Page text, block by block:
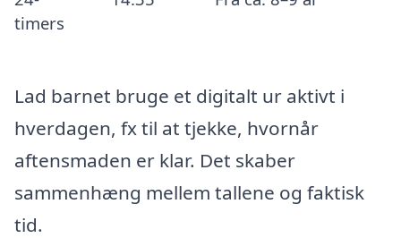
timers
Lad barnet bruge et digitalt ur aktivt i
hverdagen, fx til at tjekke, hvornår
aftensmaden er klar. Det skaber
sammenhæng mellem tallene og faktisk
tid.